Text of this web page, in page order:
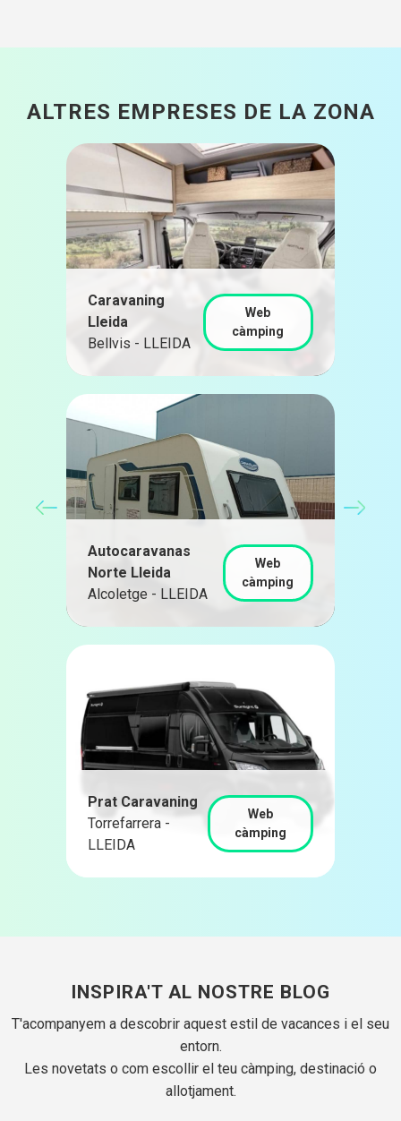
ALTRES EMPRESES DE LA ZONA
Caravaning
Lleida
Bellvis - LLEIDA
Web
càmping
Autocaravanas
Norte Lleida
Alcoletge - LLEIDA
Web
càmping
Prat Caravaning
Torrefarrera -
LLEIDA
Web
càmping
INSPIRA'T AL NOSTRE BLOG
T'acompanyem a descobrir aquest estil de vacances i el seu
entorn.
Les novetats o com escollir el teu càmping, destinació o
allotjament.